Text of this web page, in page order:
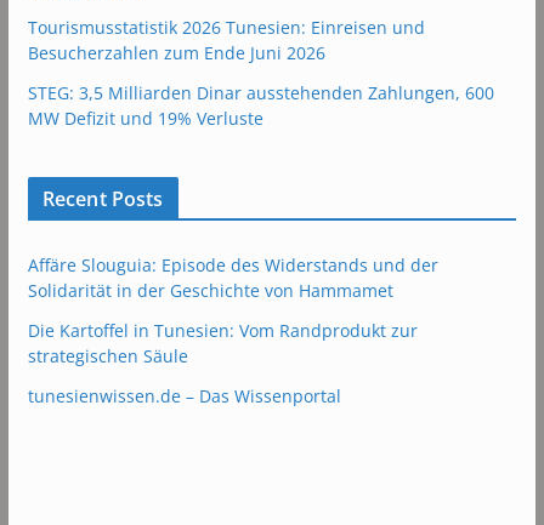
Tourismusstatistik 2026 Tunesien: Einreisen und
Besucherzahlen zum Ende Juni 2026
STEG: 3,5 Milliarden Dinar ausstehenden Zahlungen, 600
MW Defizit und 19% Verluste
Recent Posts
Affäre Slouguia: Episode des Widerstands und der
Solidarität in der Geschichte von Hammamet
Die Kartoffel in Tunesien: Vom Randprodukt zur
strategischen Säule
tunesienwissen.de – Das Wissenportal